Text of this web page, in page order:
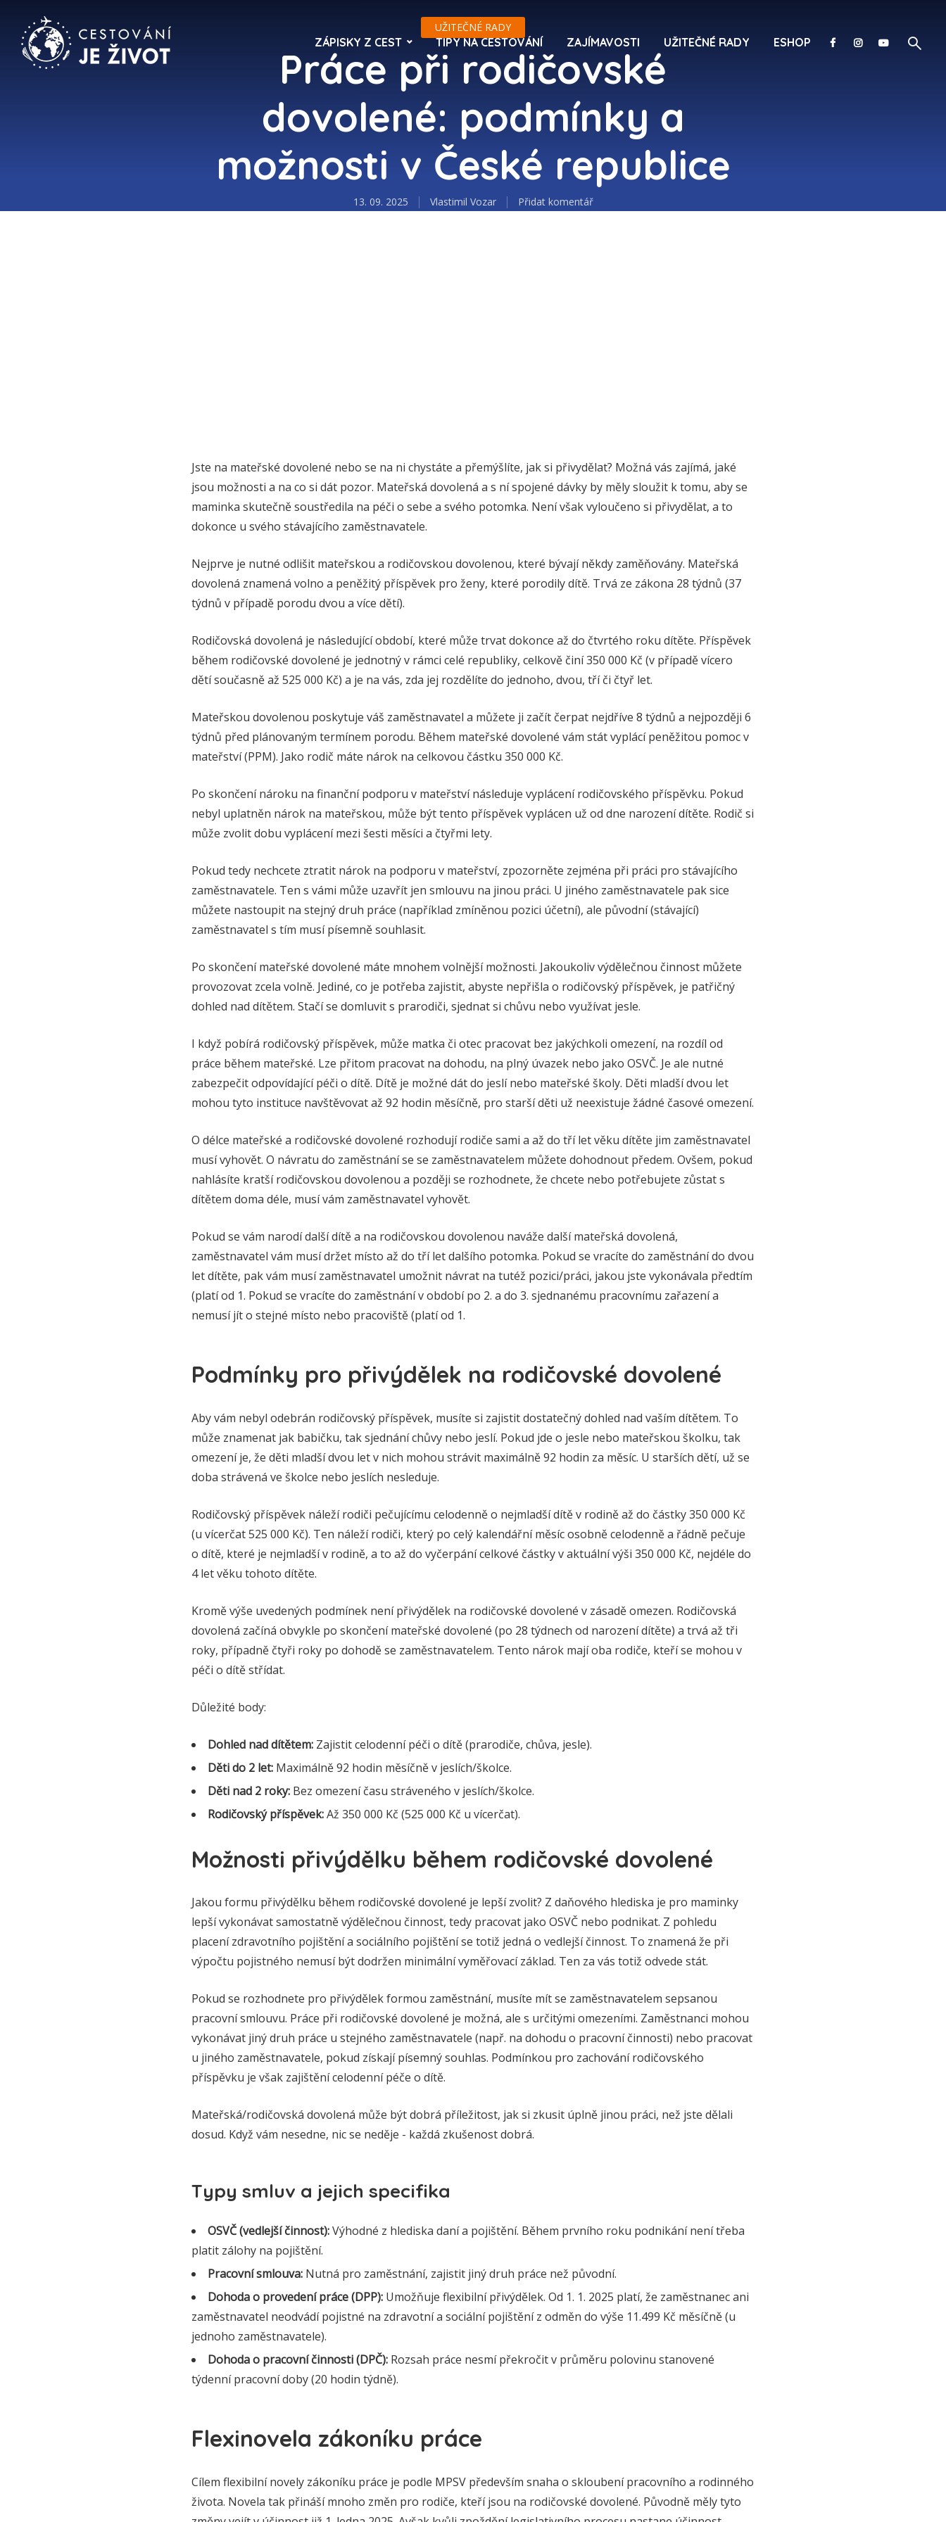
ZÁPISKY Z CEST TIPY NA CESTOVÁNÍ ZAJÍMAVOSTI UŽITEČNÉ RADY ESHOP
UŽITEČNÉ RADY
Práce při rodičovské
dovolené: podmínky a
možnosti v České republice
13. 09. 2025 Vlastimil Vozar Přidat komentář
Jste na mateřské dovolené nebo se na ni chystáte a přemýšlíte, jak si přivydělat? Možná vás zajímá, jaké
jsou možnosti a na co si dát pozor. Mateřská dovolená a s ní spojené dávky by měly sloužit k tomu, aby se
maminka skutečně soustředila na péči o sebe a svého potomka. Není však vyloučeno si přivydělat, a to
dokonce u svého stávajícího zaměstnavatele.
Nejprve je nutné odlišit mateřskou a rodičovskou dovolenou, které bývají někdy zaměňovány. Mateřská
dovolená znamená volno a peněžitý příspěvek pro ženy, které porodily dítě. Trvá ze zákona 28 týdnů (37
týdnů v případě porodu dvou a více dětí).
Rodičovská dovolená je následující období, které může trvat dokonce až do čtvrtého roku dítěte. Příspěvek
během rodičovské dovolené je jednotný v rámci celé republiky, celkově činí 350 000 Kč (v případě vícero
dětí současně až 525 000 Kč) a je na vás, zda jej rozdělíte do jednoho, dvou, tří či čtyř let.
Mateřskou dovolenou poskytuje váš zaměstnavatel a můžete ji začít čerpat nejdříve 8 týdnů a nejpozději 6
týdnů před plánovaným termínem porodu. Během mateřské dovolené vám stát vyplácí peněžitou pomoc v
mateřství (PPM). Jako rodič máte nárok na celkovou částku 350 000 Kč.
Po skončení nároku na finanční podporu v mateřství následuje vyplácení rodičovského příspěvku. Pokud
nebyl uplatněn nárok na mateřskou, může být tento příspěvek vyplácen už od dne narození dítěte. Rodič si
může zvolit dobu vyplácení mezi šesti měsíci a čtyřmi lety.
Pokud tedy nechcete ztratit nárok na podporu v mateřství, zpozorněte zejména při práci pro stávajícího
zaměstnavatele. Ten s vámi může uzavřít jen smlouvu na jinou práci. U jiného zaměstnavatele pak sice
můžete nastoupit na stejný druh práce (například zmíněnou pozici účetní), ale původní (stávající)
zaměstnavatel s tím musí písemně souhlasit.
Po skončení mateřské dovolené máte mnohem volnější možnosti. Jakoukoliv výdělečnou činnost můžete
provozovat zcela volně. Jediné, co je potřeba zajistit, abyste nepřišla o rodičovský příspěvek, je patřičný
dohled nad dítětem. Stačí se domluvit s prarodiči, sjednat si chůvu nebo využívat jesle.
I když pobírá rodičovský příspěvek, může matka či otec pracovat bez jakýchkoli omezení, na rozdíl od
práce během mateřské. Lze přitom pracovat na dohodu, na plný úvazek nebo jako OSVČ. Je ale nutné
zabezpečit odpovídající péči o dítě. Dítě je možné dát do jeslí nebo mateřské školy. Děti mladší dvou let
mohou tyto instituce navštěvovat až 92 hodin měsíčně, pro starší děti už neexistuje žádné časové omezení.
O délce mateřské a rodičovské dovolené rozhodují rodiče sami a až do tří let věku dítěte jim zaměstnavatel
musí vyhovět. O návratu do zaměstnání se se zaměstnavatelem můžete dohodnout předem. Ovšem, pokud
nahlásíte kratší rodičovskou dovolenou a později se rozhodnete, že chcete nebo potřebujete zůstat s
dítětem doma déle, musí vám zaměstnavatel vyhovět.
Pokud se vám narodí další dítě a na rodičovskou dovolenou naváže další mateřská dovolená,
zaměstnavatel vám musí držet místo až do tří let dalšího potomka. Pokud se vracíte do zaměstnání do dvou
let dítěte, pak vám musí zaměstnavatel umožnit návrat na tutéž pozici/práci, jakou jste vykonávala předtím
(platí od 1. Pokud se vracíte do zaměstnání v období po 2. a do 3. sjednanému pracovnímu zařazení a
nemusí jít o stejné místo nebo pracoviště (platí od 1.
Podmínky pro přivýdělek na rodičovské dovolené
Aby vám nebyl odebrán rodičovský příspěvek, musíte si zajistit dostatečný dohled nad vaším dítětem. To
může znamenat jak babičku, tak sjednání chůvy nebo jeslí. Pokud jde o jesle nebo mateřskou školku, tak
omezení je, že děti mladší dvou let v nich mohou strávit maximálně 92 hodin za měsíc. U starších dětí, už se
doba strávená ve školce nebo jeslích nesleduje.
Rodičovský příspěvek náleží rodiči pečujícímu celodenně o nejmladší dítě v rodině až do částky 350 000 Kč
(u vícerčat 525 000 Kč). Ten náleží rodiči, který po celý kalendářní měsíc osobně celodenně a řádně pečuje
o dítě, které je nejmladší v rodině, a to až do vyčerpání celkové částky v aktuální výši 350 000 Kč, nejdéle do
4 let věku tohoto dítěte.
Kromě výše uvedených podmínek není přivýdělek na rodičovské dovolené v zásadě omezen. Rodičovská
dovolená začíná obvykle po skončení mateřské dovolené (po 28 týdnech od narození dítěte) a trvá až tři
roky, případně čtyři roky po dohodě se zaměstnavatelem. Tento nárok mají oba rodiče, kteří se mohou v
péči o dítě střídat.
Důležité body:
Dohled nad dítětem: Zajistit celodenní péči o dítě (prarodiče, chůva, jesle).
Děti do 2 let: Maximálně 92 hodin měsíčně v jeslích/školce.
Děti nad 2 roky: Bez omezení času stráveného v jeslích/školce.
Rodičovský příspěvek:Až 350 000 Kč (525 000 Kč u vícerčat).
Možnosti přivýdělku během rodičovské dovolené
Jakou formu přivýdělku během rodičovské dovolené je lepší zvolit? Z daňového hlediska je pro maminky
lepší vykonávat samostatně výdělečnou činnost, tedy pracovat jako OSVČ nebo podnikat. Z pohledu
placení zdravotního pojištění a sociálního pojištění se totiž jedná o vedlejší činnost. To znamená že při
výpočtu pojistného nemusí být dodržen minimální vyměřovací základ. Ten za vás totiž odvede stát.
Pokud se rozhodnete pro přivýdělek formou zaměstnání, musíte mít se zaměstnavatelem sepsanou
pracovní smlouvu. Práce při rodičovské dovolené je možná, ale s určitými omezeními. Zaměstnanci mohou
vykonávat jiný druh práce u stejného zaměstnavatele (např. na dohodu o pracovní činnosti) nebo pracovat
u jiného zaměstnavatele, pokud získají písemný souhlas. Podmínkou pro zachování rodičovského
příspěvku je však zajištění celodenní péče o dítě.
Mateřská/rodičovská dovolená může být dobrá příležitost, jak si zkusit úplně jinou práci, než jste dělali
dosud. Když vám nesedne, nic se neděje - každá zkušenost dobrá.
Typy smluv a jejich specifika
OSVČ (vedlejší činnost):Výhodné z hlediska daní a pojištění. Během prvního roku podnikání není třeba
platit zálohy na pojištění.
Pracovní smlouva: Nutná pro zaměstnání, zajistit jiný druh práce než původní.
Dohoda o provedení práce (DPP): Umožňuje flexibilní přivýdělek. Od 1. 1. 2025 platí, že zaměstnanec ani
zaměstnavatel neodvádí pojistné na zdravotní a sociální pojištění z odměn do výše 11.499 Kč měsíčně (u
jednoho zaměstnavatele).
Dohoda o pracovní činnosti (DPČ): Rozsah práce nesmí překročit v průměru polovinu stanovené
týdenní pracovní doby (20 hodin týdně).
Flexinovela zákoníku práce
Cílem flexibilní novely zákoníku práce je podle MPSV především snaha o skloubení pracovního a rodinného
života. Novela tak přináší mnoho změn pro rodiče, kteří jsou na rodičovské dovolené. Původně měly tyto